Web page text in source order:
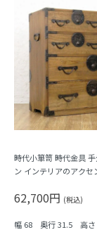
時代小箪笥 時代金具
ン インテリアのアクセ
62,700円 (税込)
幅 68 奥行 31.5 高さ